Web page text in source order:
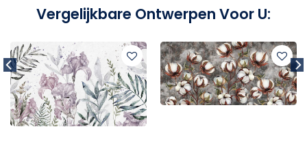
Vergelijkbare Ontwerpen Voor U: